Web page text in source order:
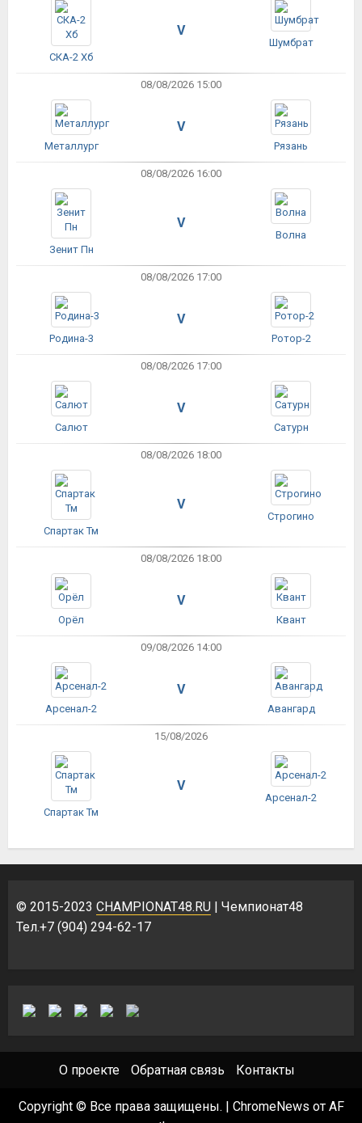
СКА-2 Хб
V
Шумбрат
08/08/2026 15:00
Металлург
V
Рязань
08/08/2026 16:00
Зенит Пн
V
Волна
08/08/2026 17:00
Родина-3
V
Ротор-2
08/08/2026 17:00
Салют
V
Сатурн
08/08/2026 18:00
Спартак Тм
V
Строгино
08/08/2026 18:00
Орёл
V
Квант
09/08/2026 14:00
Арсенал-2
V
Авангард
15/08/2026
Спартак Тм
V
Арсенал-2
© 2015-2023 CHAMPIONAT48.RU | Чемпионат48
Тел.+7 (904) 294-62-17
О проекте Обратная связь Контакты
Copyright © Все права защищены. ChromeNews от AF